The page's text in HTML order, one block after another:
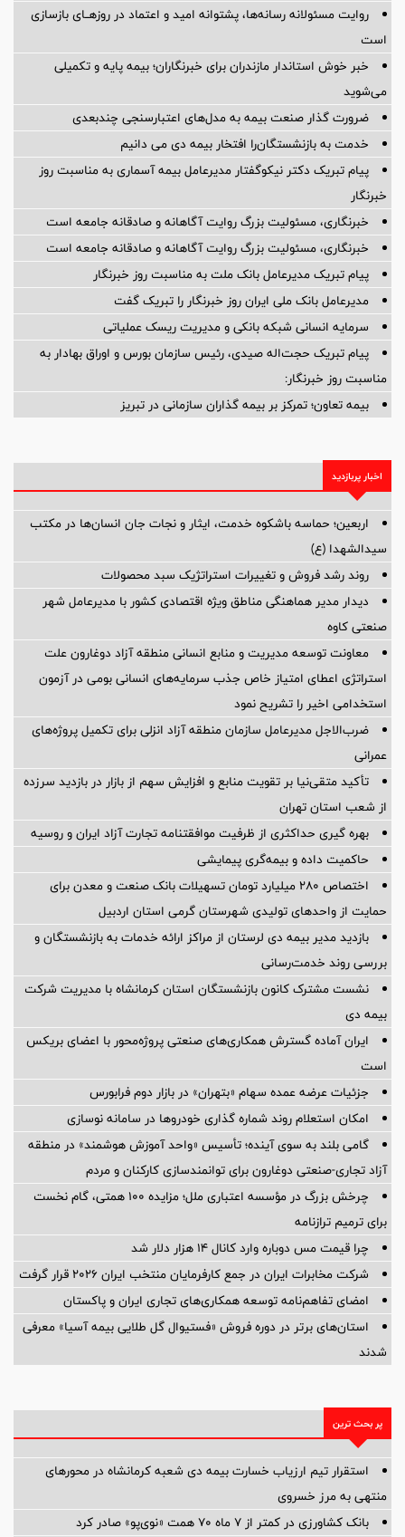
روایت مسئولانه رسانه‌ها، پشتوانه امید و اعتماد در روزهــای بازسازی
است
خبر خوش استاندار مازندران برای خبرنگاران؛‌ بیمه پایه و ‌تکمیلی
می‌شوید
ضرورت گذار صنعت بیمه به مدل‌های اعتبارسنجی چندبعدی
خدمت به بازنشستگان‌را افتخار بیمه دی می دانیم
پیام تبریک دکتر نیکوگفتار مدیرعامل بیمه آسماری به مناسبت روز
خبرنگار
خبرنگاری، مسئولیت بزرگ روایت آگاهانه و صادقانه جامعه است
خبرنگاری، مسئولیت بزرگ روایت آگاهانه و صادقانه جامعه است
پیام تبریک مدیرعامل بانک ملت به مناسبت روز خبرنگار
مدیرعامل بانک ملی ایران روز خبرنگار را تبریک گفت
سرمایه انسانی شبکه بانکی و مدیریت ریسک عملیاتی
پیام تبریک حجت‌اله صیدی، رئیس سازمان بورس و اوراق بهادار به
مناسبت روز خبرنگار:
بیمه تعاون؛ تمرکز بر بیمه گذاران سازمانی در تبریز
اخبار پربازدید
اربعین؛ حماسه باشکوه خدمت، ایثار و نجات جان انسان‌ها در مکتب
سیدالشهدا (ع)
روند رشد فروش و تغییرات استراتژیک سبد محصولات
دیدار مدیر هماهنگی مناطق ویژه اقتصادی کشور با مدیرعامل شهر
صنعتی کاوه
معاونت توسعه مدیریت و منابع انسانی منطقه آزاد دوغارون علت
استراتژی اعطای امتیاز خاص جذب سرمایه‌های انسانی بومی در آزمون
استخدامی اخیر را تشریح نمود
ضرب‌الاجل مدیرعامل سازمان منطقه آزاد انزلی برای تكمیل پروژه‌های
عمرانی
تأکید متقی‌نیا بر تقویت منابع و افزایش سهم از بازار در بازدید سرزده
از شعب استان تهران
بهره گیری حداکثری از ظرفیت موافقتنامه تجارت آزاد ایران و روسیه
حاکمیت داده و بیمه‌گری پیمایشی
اختصاص ۲۸۰ میلیارد تومان تسهیلات بانک صنعت و معدن برای
حمایت از واحدهای تولیدی شهرستان گرمی استان اردبیل
بازدید مدیر بیمه دی لرستان از مراکز ارائه خدمات به بازنشستگان و
بررسی روند خدمت‌رسانی
نشست مشترک کانون بازنشستگان استان کرمانشاه با مدیریت شرکت
بیمه دی
ایران آماده گسترش همکاری‌های صنعتی پروژه‌محور با اعضای بریکس
است
جزئیات عرضه عمده سهام «بتهران» در بازار دوم فرابورس
امکان استعلام روند شماره گذاری خودروها در سامانه نوسازی
گامی بلند به سوی آینده؛ تأسیس «واحد آموزش هوشمند» در منطقه
آزاد تجاری-صنعتی دوغارون برای توانمندسازی کارکنان و مردم
چرخش بزرگ در مؤسسه اعتباری ملل؛ مزایده ۱۰۰ همتی، گام نخست
برای ترمیم ترازنامه
چرا قیمت مس دوباره وارد کانال ۱۴ هزار دلار شد
شرکت مخابرات ایران در جمع کارفرمایان منتخب ایران ۲۰۲۶ قرار گرفت
امضای تفاهم‌نامه توسعه همکاری‌های تجاری ایران و پاکستان
استان‌های برتر در دوره فروش «فستیوال گل طلایی بیمه آسیا» معرفی
شدند
پر بحث ترین
استقرار تیم ارزیاب خسارت بیمه دی شعبه کرمانشاه در محورهای
منتهی به مرز خسروی
بانک کشاورزی در کمتر از ۷ ماه ۷۰ همت «نوی‌پو» صادر کرد